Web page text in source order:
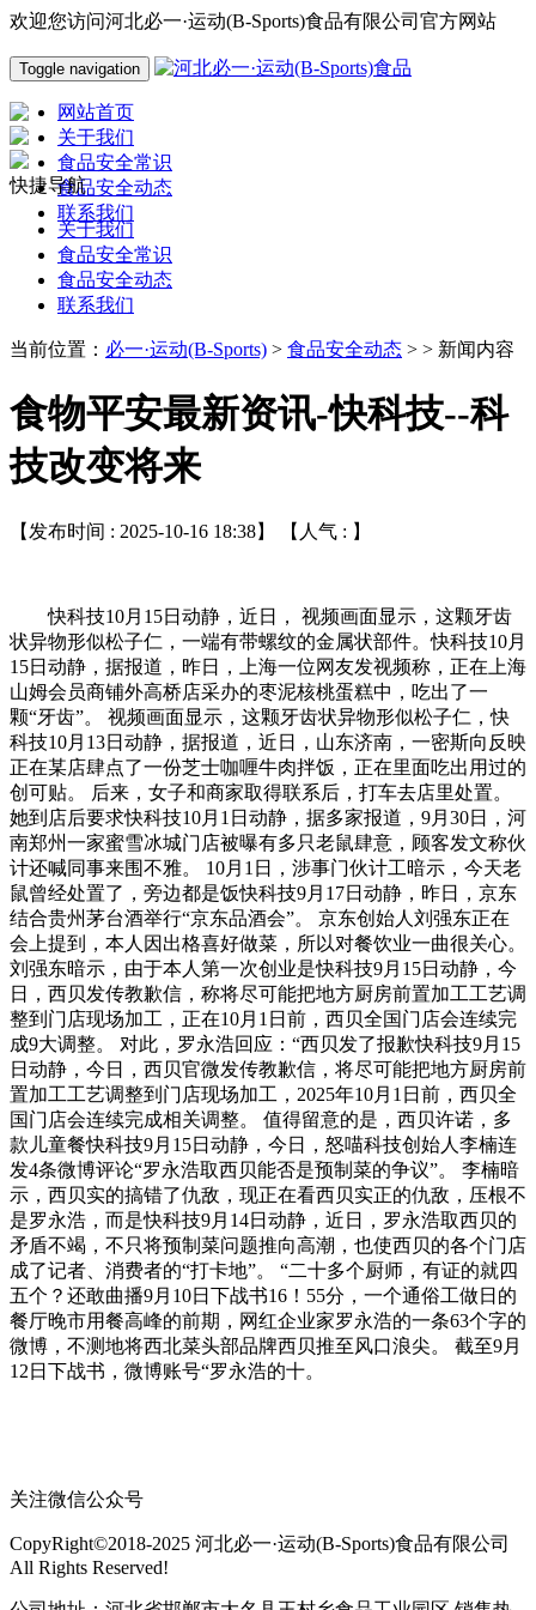
欢迎您访问河北必一·运动(B-Sports)食品有限公司官方网站
Toggle navigation
网站首页
关于我们
食品安全常识
食品安全动态
联系我们
快捷导航
关于我们
食品安全常识
食品安全动态
联系我们
当前位置： 必一·运动(B-Sports) > 食品安全动态 > > 新闻内容
食物平安最新资讯-快科技--科
技改变将来
【发布时间 : 2025-10-16 18:38】 【人气 : 】
快科技10月15日动静，近日， 视频画面显示，这颗牙齿
状异物形似松子仁，一端有带螺纹的金属状部件。快科技10月
15日动静，据报道，昨日，上海一位网友发视频称，正在上海
山姆会员商铺外高桥店采办的枣泥核桃蛋糕中，吃出了一
颗“牙齿”。 视频画面显示，这颗牙齿状异物形似松子仁，快
科技10月13日动静，据报道，近日，山东济南，一密斯向反映
正在某店肆点了一份芝士咖喱牛肉拌饭，正在里面吃出用过的
创可贴。 后来，女子和商家取得联系后，打车去店里处置。
她到店后要求快科技10月1日动静，据多家报道，9月30日，河
南郑州一家蜜雪冰城门店被曝有多只老鼠肆意，顾客发文称伙
计还喊同事来围不雅。 10月1日，涉事门伙计工暗示，今天老
鼠曾经处置了，旁边都是饭快科技9月17日动静，昨日，京东
结合贵州茅台酒举行“京东品酒会”。 京东创始人刘强东正在
会上提到，本人因出格喜好做菜，所以对餐饮业一曲很关心。
刘强东暗示，由于本人第一次创业是快科技9月15日动静，今
日，西贝发传教歉信，称将尽可能把地方厨房前置加工工艺调
整到门店现场加工，正在10月1日前，西贝全国门店会连续完
成9大调整。 对此，罗永浩回应：“西贝发了报歉快科技9月15
日动静，今日，西贝官微发传教歉信，将尽可能把地方厨房前
置加工工艺调整到门店现场加工，2025年10月1日前，西贝全
国门店会连续完成相关调整。 值得留意的是，西贝许诺，多
款儿童餐快科技9月15日动静，今日，怒喵科技创始人李楠连
发4条微博评论“罗永浩取西贝能否是预制菜的争议”。 李楠暗
示，西贝实的搞错了仇敌，现正在看西贝实正的仇敌，压根不
是罗永浩，而是快科技9月14日动静，近日，罗永浩取西贝的
矛盾不竭，不只将预制菜问题推向高潮，也使西贝的各个门店
成了记者、消费者的“打卡地”。 “二十多个厨师，有证的就四
五个？还敢曲播9月10日下战书16！55分，一个通俗工做日的
餐厅晚市用餐高峰的前期，网红企业家罗永浩的一条63个字的
微博，不测地将西北菜头部品牌西贝推至风口浪尖。 截至9月
12日下战书，微博账号“罗永浩的十。
关注微信公众号
CopyRight©2018-2025 河北必一·运动(B-Sports)食品有限公司
All Rights Reserved!